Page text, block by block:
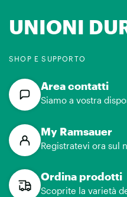
UNIONI
SHOP E SUPPORTO
Area contatti
Siamo a vostra
My Ramsauer
Registratevi ora sul
Ordina prodotti
Scoprite la varietà